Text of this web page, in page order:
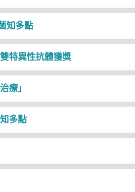
知多點
特異性抗體獲獎
療」
多點